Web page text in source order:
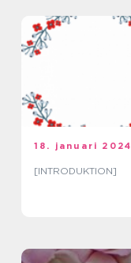
18. januari 2024
[INTRODUKTION]